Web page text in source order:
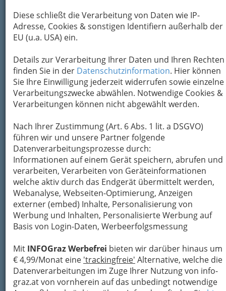
Diese schließt die Verarbeitung von Daten wie IP-
Adresse, Cookies & sonstigen Identifiern außerhalb der
EU (u.a. USA) ein.
Details zur Verarbeitung Ihrer Daten und Ihren Rechten
finden Sie in der Datenschutzinformation. Hier können
Sie Ihre Einwilligung jederzeit widerrufen sowie einzelne
Verarbeitungszwecke abwählen. Notwendige Cookies &
Verarbeitungen können nicht abgewählt werden.
Nach Ihrer Zustimmung (Art. 6 Abs. 1 lit. a DSGVO)
führen wir und unsere Partner folgende
Datenverarbeitungsprozesse durch:
Informationen auf einem Gerät speichern, abrufen und
verarbeiten, Verarbeiten von Geräteinformationen
welche aktiv durch das Endgerät übermittelt werden,
Webanalyse, Webseiten-Optimierung, Anzeigen
externer (embed) Inhalte, Personalisierung von
Werbung und Inhalten, Personalisierte Werbung auf
Basis von Login-Daten, Werbeerfolgsmessung
Mit INFOGraz Werbefrei bieten wir darüber hinaus um
€ 4,99/Monat eine 'trackingfreie' Alternative, welche die
Datenverarbeitungen im Zuge Ihrer Nutzung von info-
graz.at von vornherein auf das unbedingt notwendige
DSGVO.
In diesen Datenschutzinformationen
informieren wir Sie über die wichtigsten Aspekte
der Datenverarbeitung im Rahmen unserer
Website. Wenn Sie per Formular auf der
Website oder per E-Mail Kontakt mit uns
aufnehmen, werden Ihre angegebenen Daten
zwecks Bearbeitung der Anfrage und für den Fall
von Anschlussfragen bei uns gespeichert. Da
uns der Schutz Ihrer persönlichen Daten ein
besonderes Anliegen ist, geben wir gespeicherte
Daten bei info-graz.at in keinem Fall weiter bei
grazhats.at ausschlielich an das Shopsystem
und die Zahlungsabwickler.
Eine Verwendung der Daten erfolgt, bis Sie der
Verwendung widersprechen bzw. Ihre
Einwilligung widerrufen; dann werden auf Ihren
Antrag hin die Daten gelöscht, sofern dann kein
rechtmäßiger Verarbeitungszweck mehr
Einwilligung ist jederzeit durch Mitteilung an die
E-Mail-Adressenewsletter@infograz.atoder
newsletter@grazhats.atmöglich.